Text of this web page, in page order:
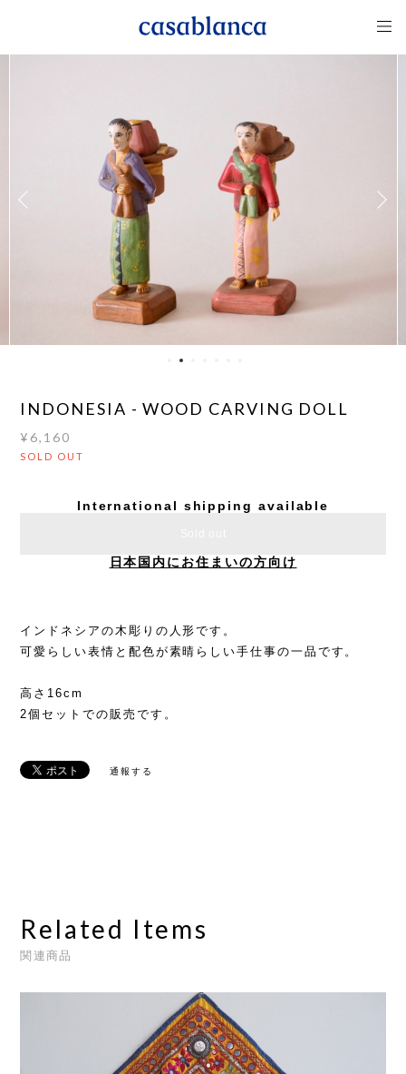
INDONESIA - WOOD CARVING DOLL
¥6,160
SOLD OUT
International shipping available
日本国内にお住まいの方向け
インドネシアの木彫りの人形です。
可愛らしい表情と配色が素晴らしい手仕事の一品です。
高さ16cm
2個セットでの販売です。
通報する
Related Items
関連商品